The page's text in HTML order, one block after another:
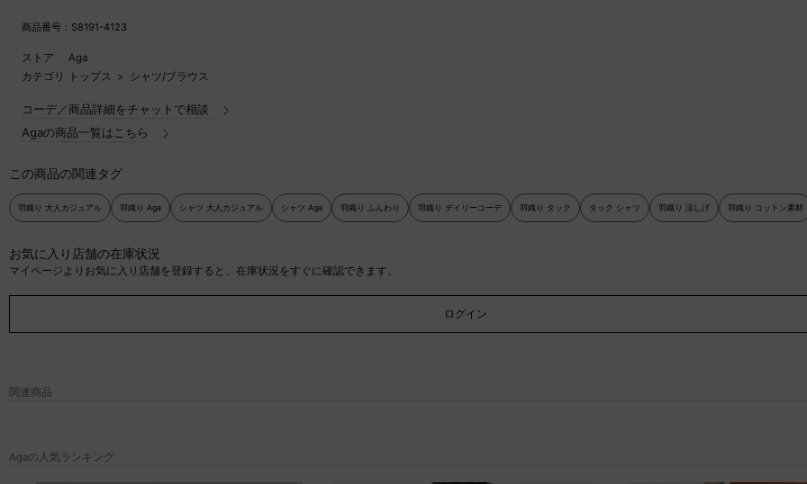
ポケット
商品番号：S8191-4123
ストア
Aga
カテゴリ
トップス > シャツ/ブラウス
コーデ／商品詳細をチャットで相談
Agaの商品一覧はこちら
この商品の関連タグ
羽織り 大人カジュアル 羽織り Aga シャツ 大人カジュアル シャツ Aga 羽織り ふんわり 羽織り デイリーコーデ 羽織り タック タック シャツ 羽織り 涼しげ 羽織り コットン素材
お気に入り店舗の在庫状況
マイページよりお気に入り店舗を登録すると、在庫状況をすぐに確認できます。
ログイン
関連商品
Agaの人気ランキング